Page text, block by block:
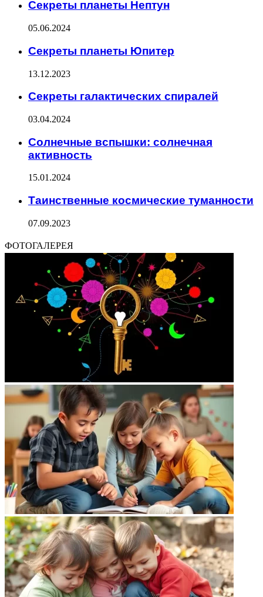
Секреты планеты Нептун
05.06.2024
Секреты планеты Юпитер
13.12.2023
Секреты галактических спиралей
03.04.2024
Солнечные вспышки: солнечная
активность
15.01.2024
Таинственные космические туманности
07.09.2023
ФОТОГАЛЕРЕЯ